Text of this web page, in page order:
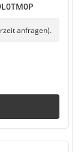
anfragen).